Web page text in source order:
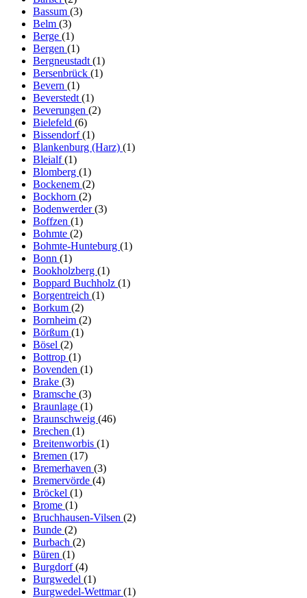
Bassum (3)
Belm (3)
Berge (1)
Bergen (1)
Bergneustadt (1)
Bersenbrück (1)
Bevern (1)
Beverstedt (1)
Beverungen (2)
Bielefeld (6)
Bissendorf(1)
Blankenburg (Harz) (1)
Bleialf(1)
Blomberg (1)
Bockenem (2)
Bockhorn (2)
Bodenwerder(3)
Boffzen (1)
Bohmte (2)
Bohmte-Hunteburg (1)
Bonn (1)
Bookholzberg (1)
Boppard Buchholz (1)
Borgentreich (1)
Borkum (2)
Bornheim (2)
Börßum (1)
Bösel (2)
Bottrop (1)
Bovenden (1)
Brake (3)
Bramsche (3)
Braunlage (1)
Braunschweig (46)
Brechen (1)
Breitenworbis (1)
Bremen (17)
Bremerhaven (3)
Bremervörde (4)
Bröckel (1)
Brome (1)
Bruchhausen-Vilsen (2)
Bunde (2)
Burbach (2)
Büren (1)
Burgdorf(4)
Burgwedel (1)
Burgwedel-Wettmar(1)